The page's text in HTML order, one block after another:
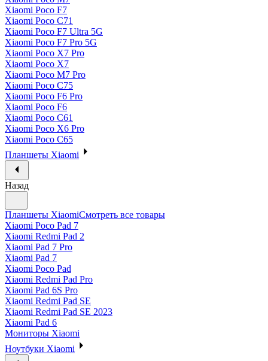
Xiaomi Poco F7
Xiaomi Poco C71
Xiaomi Poco F7 Ultra 5G
Xiaomi Poco F7 Pro 5G
Xiaomi Poco X7 Pro
Xiaomi Poco X7
Xiaomi Poco M7 Pro
Xiaomi Poco C75
Xiaomi Poco F6 Pro
Xiaomi Poco F6
Xiaomi Poco C61
Xiaomi Poco X6 Pro
Xiaomi Poco C65
Планшеты Xiaomi
Назад
Планшеты XiaomiСмотреть все товары
Xiaomi Poco Pad 7
Xiaomi Redmi Pad 2
Xiaomi Pad 7 Pro
Xiaomi Pad 7
Xiaomi Poco Pad
Xiaomi Redmi Pad Pro
Xiaomi Pad 6S Pro
Xiaomi Redmi Pad SE
Xiaomi Redmi Pad SE 2023
Xiaomi Pad 6
Мониторы Xiaomi
Ноутбуки Xiaomi